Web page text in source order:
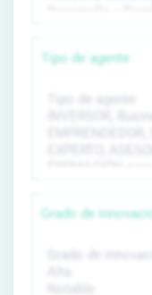
Tipo de agente
Grado de